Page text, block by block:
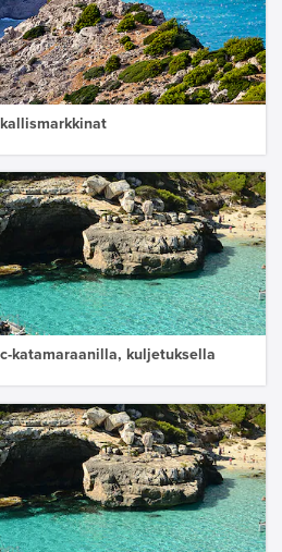
katamaraanilla, kuljetuksella